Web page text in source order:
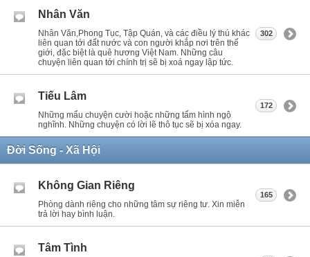
Nhân Văn
Nhân Văn,Phong Tục, Tập Quán, và các điều lý thú khác
liên quan tới đất nước và con người khắp nơi trên thế
giới, đặc biệt là quê hương Việt Nam. Những câu
chuyện liên quan tới chính trị sẽ bị xoá ngay lập tức.
302
Tiếu Lâm
Những mẩu chuyện cười hoặc những tấm hình ngộ
nghĩnh. Những chuyện có lời lẽ thô tục sẽ bị xóa ngay.
172
Đời Sống - Xã Hội
Không Gian Riêng
Phòng dành riêng cho những tâm sự riêng tư. Xin miễn
trả lời hay bình luận.
165
Tâm Tình